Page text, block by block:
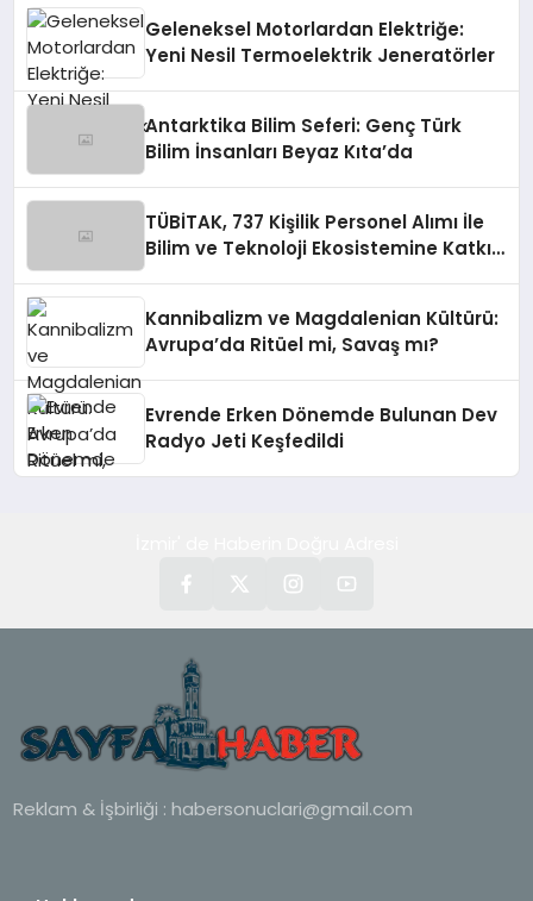
Geleneksel Motorlardan Elektriğe:
Yeni Nesil Termoelektrik Jeneratörler
Antarktika Bilim Seferi: Genç Türk
Bilim İnsanları Beyaz Kıta’da
TÜBİTAK, 737 Kişilik Personel Alımı İle
Bilim ve Teknoloji Ekosistemine Katkı
Kannibalizm ve Magdalenian Kültürü:
Avrupa’da Ritüel mi, Savaş mı?
Evrende Erken Dönemde Bulunan Dev
Radyo Jeti Keşfedildi
Reklam & İşbirliği : habersonuclari@gmail.com